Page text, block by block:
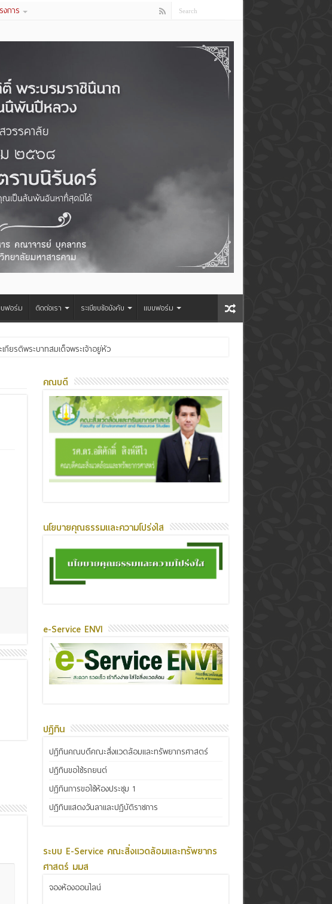
งการ
บฟอร์ม ติดต่อเรา ระเบียบข้อบังคับ แบบฟอร์ม
รติพระบาทสมเด็จพระเจ้าอยู่หัว
คณบดี
นโยบายคุณธรรมและความโปร่งใส
e-Service ENVI
ปฏิทิน
ปฏิทินคณบดีคณะสิ่งแวดล้อมและทรัพยากรศาสตร์
ปฏิทินขอใช้รถยนต์
ปฏิทินการขอใช้ห้องประชุม 1
ปฏิทินแสดงวันลาและปฏิบัติราชการ
ระบบ E-Service คณะสิ่งแวดล้อมและทรัพยากร
ศาสตร์ มมส
จองห้องออนไลน์